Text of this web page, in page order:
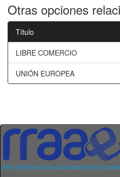
Otras opciones
Título
LIBRE COMERCIO
UNIÓN EUROPEA